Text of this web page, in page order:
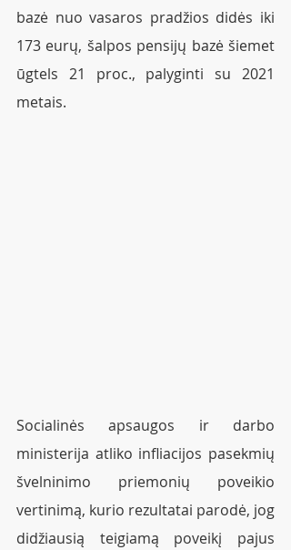
bazė nuo vasaros pradžios didės iki
173 eurų, šalpos pensijų bazė šiemet
ūgtels 21 proc., palyginti su 2021
metais.
Socialinės apsaugos ir darbo
ministerija atliko infliacijos pasekmių
švelninimo priemonių poveikio
vertinimą, kurio rezultatai parodė, jog
didžiausią teigiamą poveikį pajus